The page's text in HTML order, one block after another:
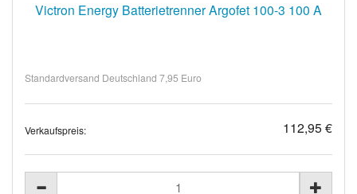
Victron Energy Batterietrenner Argofet 100-3 100 A
Standardversand Deutschland 7,95 Euro
Verkaufspreis: 112,95 €